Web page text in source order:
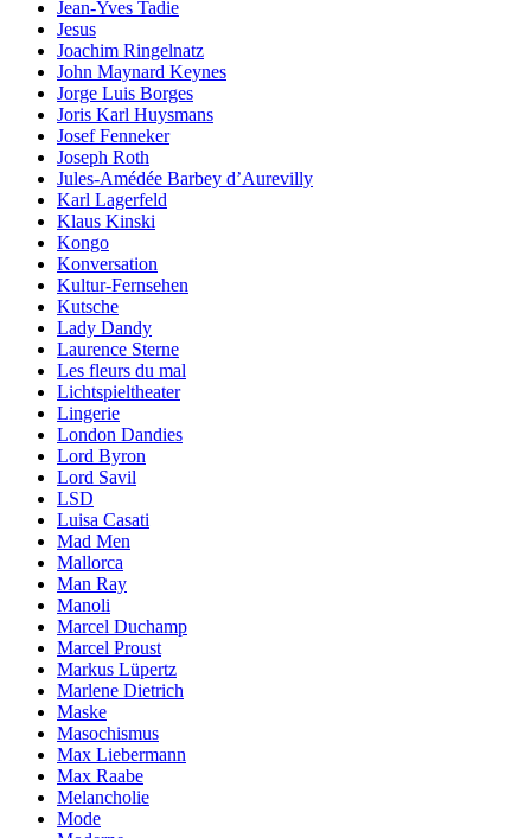
Jean-Yves Tadie
Jesus
Joachim Ringelnatz
John Maynard Keynes
Jorge Luis Borges
Joris Karl Huysmans
Josef Fenneker
Joseph Roth
Jules-Amédée Barbey d’Aurevilly
Karl Lagerfeld
Klaus Kinski
Kongo
Konversation
Kultur-Fernsehen
Kutsche
Lady Dandy
Laurence Sterne
Les fleurs du mal
Lichtspieltheater
Lingerie
London Dandies
Lord Byron
Lord Savil
LSD
Luisa Casati
Mad Men
Mallorca
Man Ray
Manoli
Marcel Duchamp
Marcel Proust
Markus Lüpertz
Marlene Dietrich
Maske
Masochismus
Max Liebermann
Max Raabe
Melancholie
Mode